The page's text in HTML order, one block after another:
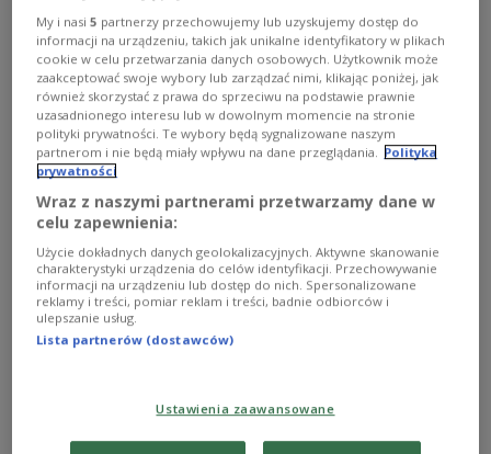
Teatru Muzycznego ROMA – ze scenariuszem, tekstami
piosenek i w reżyserii Cezarego Domagały – nawiązuje
do epoki, w której toczy się akcja książki Lucy Maud
Montgomery, ale jednocześnie operuje współczesną
stylistyką, m.in. jeśli chodzi choćby o takie elementy jak
gra aktorska, język, a przede wszystkim muzyka Jakuba
Lubowicza.
Zobacz więcej na temat:
Ula Kaczyńska
My i nasi5 partnerzy przechowujemy lub uzyskujemy dostęp do
informacji na urządzeniu, takich jak unikalne identyfikatory w plikach
cookie w celu przetwarzania danych osobowych. Użytkownik może
zaakceptować swoje wybory lub zarządzać nimi, klikając poniżej, jak
również skorzystać z prawa do sprzeciwu na podstawie prawnie
uzasadnionego interesu lub w dowolnym momencie na stronie
polityki prywatności. Te wybory będą sygnalizowane naszym
partnerom i nie będą miały wpływu na dane przeglądania.
Polityka
prywatności
Wraz z naszymi partnerami przetwarzamy dane w
celu zapewnienia:
Użycie dokładnych danych geolokalizacyjnych. Aktywne skanowanie
charakterystyki urządzenia do celów identyfikacji. Przechowywanie
informacji na urządzeniu lub dostęp do nich. Spersonalizowane
reklamy i treści, pomiar reklam i treści, badnie odbiorców i
ulepszanie usług.
Lista partnerów (dostawców)
Ustawienia zaawansowane